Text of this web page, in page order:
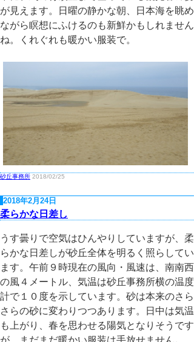
が見えます。日曜の静かな朝、日本海を眺め
ながら瞑想にふけるのも新鮮かもしれません
ね。くれぐれも暖かい服装で。
砂丘事務所 2018/02/25
2018年2月24日
柔らかな日差し
うす曇りで空気はひんやりしていますが、柔
らかな日差しが砂丘全体を明るく照らしてい
ます。午前９時現在の風向・風速は、南南西
の風４メートル、気温は砂丘事務所横の温度
計で１０度を示しています。砂は本来のさら
さらの砂に変わりつつあります。日中は気温
も上がり、春を思わせる陽気となりそうです